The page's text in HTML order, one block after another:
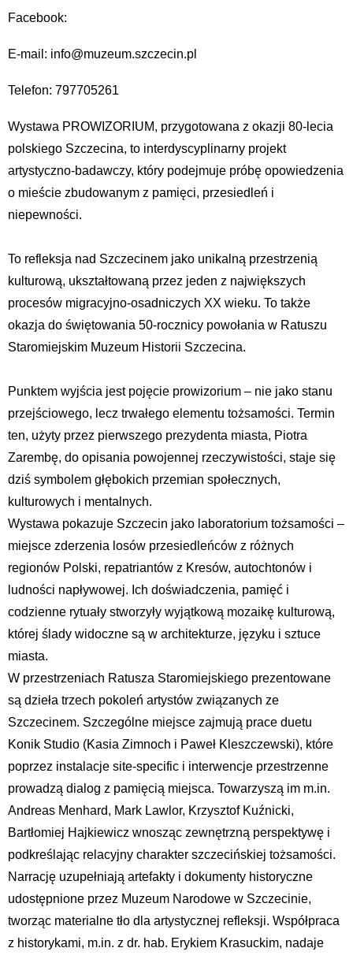
Facebook:
E-mail: info@muzeum.szczecin.pl
Telefon: 797705261
Wystawa PROWIZORIUM, przygotowana z okazji 80-lecia
polskiego Szczecina, to interdyscyplinarny projekt
artystyczno-badawczy, który podejmuje próbę opowiedzenia
o mieście zbudowanym z pamięci, przesiedleń i
niepewności.
To refleksja nad Szczecinem jako unikalną przestrzenią
kulturową, ukształtowaną przez jeden z największych
procesów migracyjno-osadniczych XX wieku. To także
okazja do świętowania 50-rocznicy powołania w Ratuszu
Staromiejskim Muzeum Historii Szczecina.
Punktem wyjścia jest pojęcie prowizorium – nie jako stanu
przejściowego, lecz trwałego elementu tożsamości. Termin
ten, użyty przez pierwszego prezydenta miasta, Piotra
Zarembę, do opisania powojennej rzeczywistości, staje się
dziś symbolem głębokich przemian społecznych,
kulturowych i mentalnych.
Wystawa pokazuje Szczecin jako laboratorium tożsamości –
miejsce zderzenia losów przesiedleńców z różnych
regionów Polski, repatriantów z Kresów, autochtonów i
ludności napływowej. Ich doświadczenia, pamięć i
codzienne rytuały stworzyły wyjątkową mozaikę kulturową,
której ślady widoczne są w architekturze, języku i sztuce
miasta.
W przestrzeniach Ratusza Staromiejskiego prezentowane
są dzieła trzech pokoleń artystów związanych ze
Szczecinem. Szczególne miejsce zajmują prace duetu
Konik Studio (Kasia Zimnoch i Paweł Kleszczewski), które
poprzez instalacje site-specific i interwencje przestrzenne
prowadzą dialog z pamięcią miejsca. Towarzyszą im m.in.
Andreas Menhard, Mark Lawlor, Krzysztof Kuźnicki,
Bartłomiej Hajkiewicz wnosząc zewnętrzną perspektywę i
podkreślając relacyjny charakter szczecińskiej tożsamości.
Narrację uzupełniają artefakty i dokumenty historyczne
udostępnione przez Muzeum Narodowe w Szczecinie,
tworząc materialne tło dla artystycznej refleksji. Współpraca
z historykami, m.in. z dr. hab. Erykiem Krasuckim, nadaje